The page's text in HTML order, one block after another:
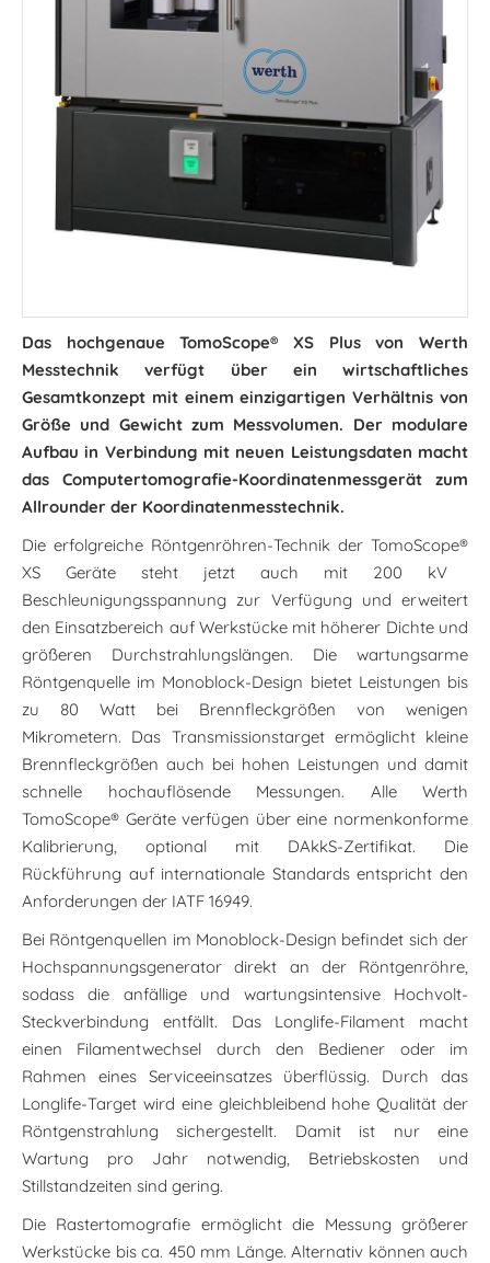
Das hochgenaue TomoScope® XS Plus von Werth
Messtechnik verfügt über ein wirtschaftliches
Gesamtkonzept mit einem einzigartigen Verhältnis von
Größe und Gewicht zum Messvolumen. Der modulare
Aufbau in Verbindung mit neuen Leistungsdaten macht
das Computertomografie-Koordinatenmessgerät zum
Allrounder der Koordinatenmesstechnik.
Die erfolgreiche Röntgenröhren-Technik der TomoScope®
XS Geräte steht jetzt auch mit 200 kV
Beschleunigungsspannung zur Verfügung und erweitert
den Einsatzbereich auf Werkstücke mit höherer Dichte und
größeren Durchstrahlungslängen. Die wartungsarme
Röntgenquelle im Monoblock-Design bietet Leistungen bis
zu 80 Watt bei Brennfleckgrößen von wenigen
Mikrometern. Das Transmissionstarget ermöglicht kleine
Brennfleckgrößen auch bei hohen Leistungen und damit
schnelle hochauflösende Messungen. Alle Werth
TomoScope® Geräte verfügen über eine normenkonforme
Kalibrierung, optional mit DAkkS-Zertifikat. Die
Rückführung auf internationale Standards entspricht den
Anforderungen der IATF 16949.
Bei Röntgenquellen im Monoblock-Design befindet sich der
Hochspannungsgenerator direkt an der Röntgenröhre,
sodass die anfällige und wartungsintensive Hochvolt-
Steckverbindung entfällt. Das Longlife-Filament macht
einen Filamentwechsel durch den Bediener oder im
Rahmen eines Serviceeinsatzes überflüssig. Durch das
Longlife-Target wird eine gleichbleibend hohe Qualität der
Röntgenstrahlung sichergestellt. Damit ist nur eine
Wartung pro Jahr notwendig, Betriebskosten und
Stillstandzeiten sind gering.
Die Rastertomografie ermöglicht die Messung größerer
Werkstücke bis ca. 450 mm Länge. Alternativ können auch